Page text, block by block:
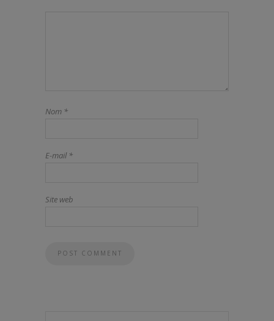
Nom *
E-mail*
Site web